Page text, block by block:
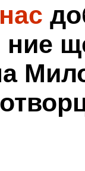
нас
ние